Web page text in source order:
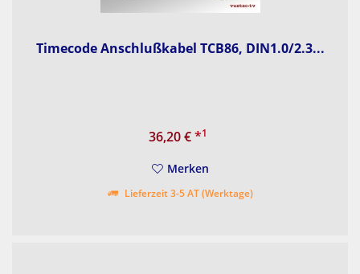
Timecode Anschlußkabel TCB86, DIN1.0/2.3...
36,20 €*1
Merken
Lieferzeit 3-5 AT (Werktage)